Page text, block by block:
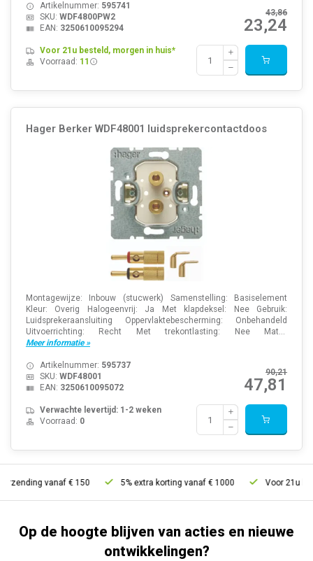
43,86
23,24
Artikelnummer: 595741
SKU: WDF4800PW2
EAN: 3250610095294
Voor 21u besteld, morgen in huis*
Voorraad: 11
Hager Berker WDF48001 luidsprekercontactdoos
Montagewijze: Inbouw (stucwerk) Samenstelling: Basiselement
Kleur: Overig Halogeenvrij: Ja Met klapdeksel: Nee Gebruik:
Luidsprekeraansluiting Oppervlaktebescherming: Onbehandeld
Uitvoerrichting: Recht Met trekontlasting: Nee Mat...
Meer informatie »
90,21
47,81
Artikelnummer: 595737
SKU: WDF48001
EAN: 3250610095072
Verwachte levertijd: 1-2 weken
Voorraad: 0
vanaf € 150 5% extra korting vanaf € 1000 Voor 21u
Op de hoogte blijven van acties en nieuwe
ontwikkelingen?